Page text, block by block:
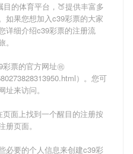
的体育平台，🍑提供丰富多
如果您想加入c39彩票的大家
详细介绍c39彩票的注册流
彩票的官方网址㊗
）。您可
来访问。
面上找到一个醒目的注册按
页面。
必要的个人信息来创建c39彩